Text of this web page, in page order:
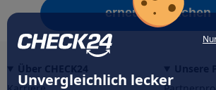
Unvergleichlich lecker
erneut versuchen